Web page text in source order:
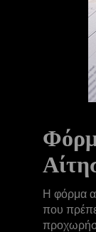
Η φόρμα
που